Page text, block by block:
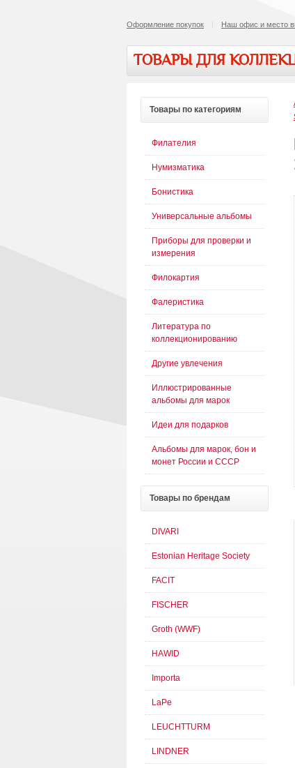
Оформление покупок Наш офис и место
ТОВАРЫ ДЛЯ
Товары по категориям
Филателия
Нумизматика
Бонистика
Универсальные альбомы
Приборы для проверки и
измерения
Филокартия
Фалеристика
Литература по
коллекционированию
Другие увлечения
Иллюстрированные
альбомы для марок
Идеи для подарков
Альбомы для марок, бон и
монет России и СССР
Товары по брендам
DIVARI
Estonian Heritage Society
FACIT
FISCHER
Groth (WWF)
HAWID
Importa
LaPe
LEUCHTTURM
LINDNER